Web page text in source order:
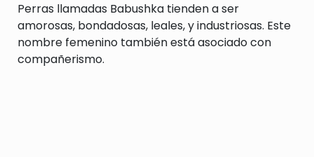
Perras llamadas Babushka tienden a ser
amorosas, bondadosas, leales, y industriosas. Este
nombre femenino también está asociado con
compañerismo.